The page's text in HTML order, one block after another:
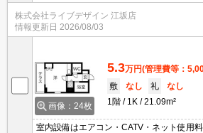
付き☆
株式会社ライブデザイン 江坂店
情報更新日 2026/08/03
画像：24枚
5.3万円(管理費等：
敷
なし 礼
なし
1階
1K 21.09m²
室内設備はエアコン・CATV・ネット使用